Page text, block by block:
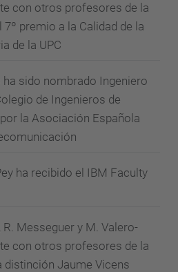
con otros profesores de la
7º premio a la Calidad de la
de la UPC
sido nombrado Ingeniero
de Ingenieros de
la Asociación Española
ha recibido el IBM Faculty
R. Messeguer y M. Valero-
con otros profesores de la
distinción Jaume Vicens